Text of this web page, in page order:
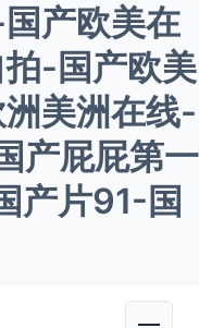
产欧美在
-国产欧美
美洲在线-
产屁屁第一
产片91-国